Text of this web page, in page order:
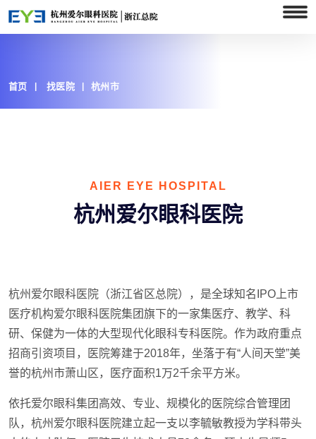
首页 找医院 杭州市
AIER EYE HOSPITAL
杭州爱尔眼科医院
杭州爱尔眼科医院（浙江省区总院），是全球知名IPO上市
医疗机构爱尔眼科医院集团旗下的一家集医疗、教学、科
研、保健为一体的大型现代化眼科专科医院。作为政府重点
招商引资项目，医院筹建于2018年，坐落于有“人间天堂”美
誉的杭州市萧山区，医疗面积1万2千余平方米。
依托爱尔眼科集团高效、专业、规模化的医院综合管理团
队，杭州爱尔眼科医院建立起一支以李毓敏教授为学科带头